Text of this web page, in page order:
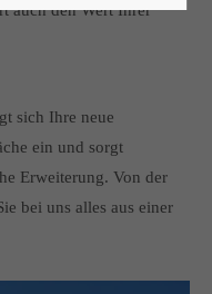
auch den Wert Ihrer
sich Ihre neue
ein und sorgt
Erweiterung. Von der
bei uns alles aus einer